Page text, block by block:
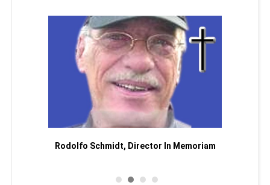
Rodolfo Schmidt, Director In Memoriam